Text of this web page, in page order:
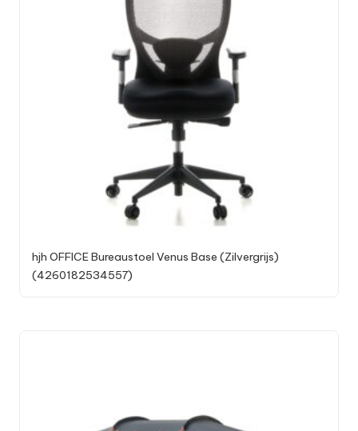
hjh OFFICE Bureaustoel Venus Base (Zilvergrijs)
(4260182534557)